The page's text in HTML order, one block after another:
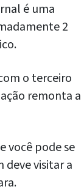
é uma
2
o terceiro
remonta a
você pode se
visitar a